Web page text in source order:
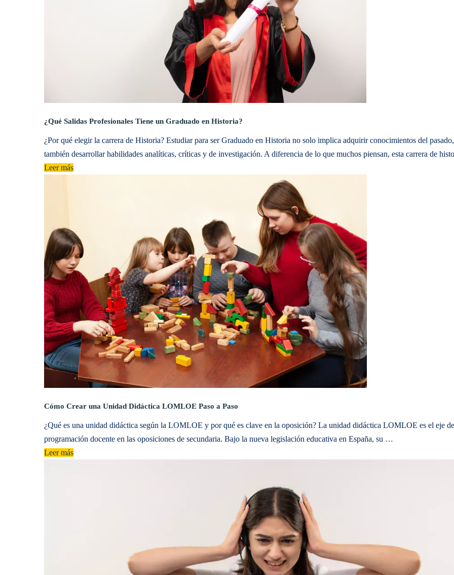
¿Qué Salidas Profesionales Tiene un Graduado en Historia?
¿Por qué elegir la carrera de Historia? Estudiar para ser Graduado en Historia no solo implica adquirir conocimientos del
también desarrollar habilidades analíticas, críticas y de investigación. A diferencia de lo que muchos piensan, esta carrera de
Leer más
Cómo Crear una Unidad Didáctica LOMLOE Paso a Paso
¿Qué es una unidad didáctica según la LOMLOE y por qué es clave en la oposición? La unidad didáctica LOMLOE es el eje
programación docente en las oposiciones de secundaria. Bajo la nueva legislación educativa en España, su …
Leer más